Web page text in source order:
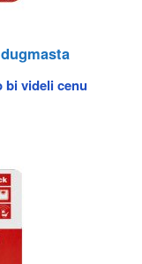
bi videli cenu